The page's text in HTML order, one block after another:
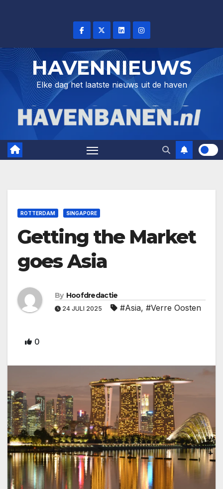
HAVENNIEUWS
Elke dag het laatste nieuws uit de haven
ROTTERDAM SINGAPORE
Getting the Market
goes Asia
By Hoofdredactie
24 JULI 2025 #Asia, #Verre Oosten
0